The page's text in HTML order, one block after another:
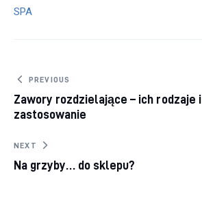
SPA
Nawigacja wpisu
PREVIOUS
Zawory rozdzielające – ich rodzaje i
zastosowanie
NEXT
Na grzyby… do sklepu?